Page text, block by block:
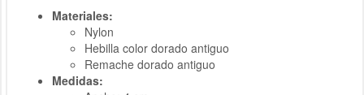
Materiales:
Nylon
Hebilla color dorado antiguo
Remache dorado antiguo
Medidas: